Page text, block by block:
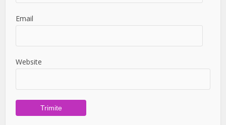
Email
Website